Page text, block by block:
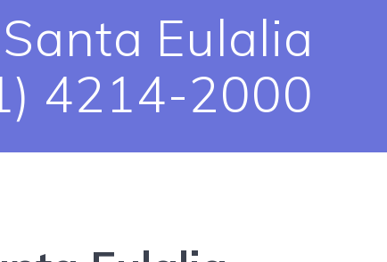
Eulalia
4214-2000